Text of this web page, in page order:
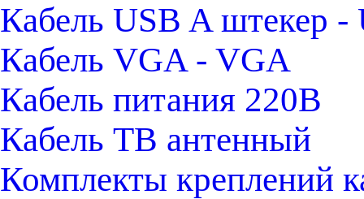
Кабель USB A
Кабель VGA - VGA
Кабель питания 220В
Кабель ТВ антенный
Комплекты креплений